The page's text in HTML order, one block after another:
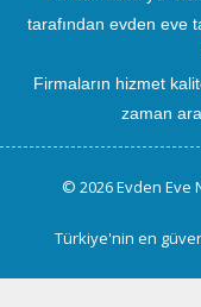
tarafından evden eve
Firmaların hizmet
zaman
© 2026 Evden Eve
Türkiye'nin en